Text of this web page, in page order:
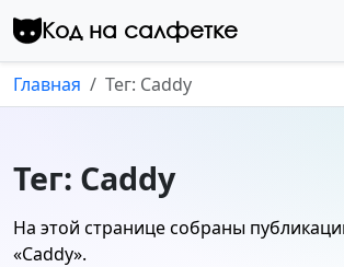
Перейти к контенту
Код на салфетке
Главная Тег: Caddy
Тег: Caddy
На этой странице собраны
«Caddy».